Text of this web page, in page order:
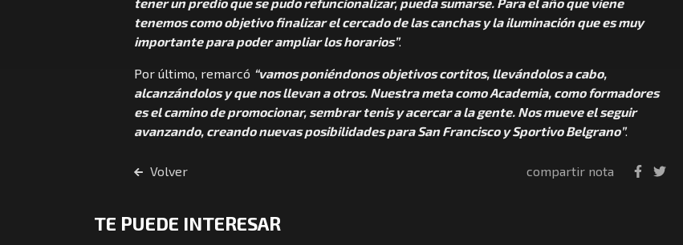
tenemos como objetivo finalizar el cercado de las canchas y la iluminación que es muy
importante para poder ampliar los horarios”.
Por último, remarcó “vamos poniéndonos objetivos cortitos, llevándolos a cabo,
alcanzándolos y que nos llevan a otros. Nuestra meta como Academia, como formadores
es el camino de promocionar, sembrar tenis y acercar a la gente. Nos mueve el seguir
avanzando, creando nuevas posibilidades para San Francisco y Sportivo Belgrano”.
Volver compartir nota
TE PUEDE INTERESAR